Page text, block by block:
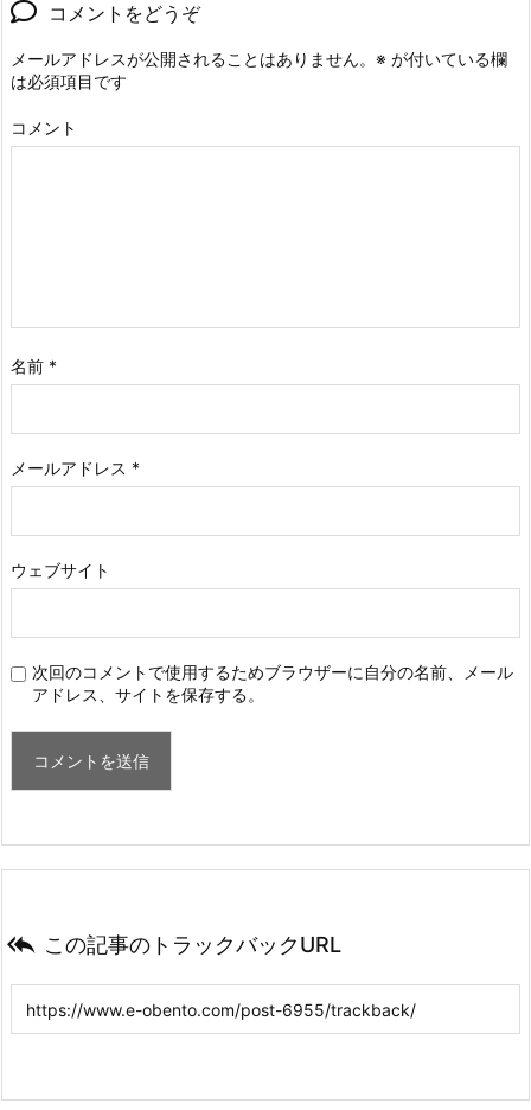
コメントをどうぞ
メールアドレスが公開されることはありません。 ※ が付いている欄
は必須項目です
コメント
名前 *
メールアドレス *
ウェブサイト
次回のコメントで使用するためブラウザーに自分の名前、メール
アドレス、サイトを保存する。
 この記事のトラックバックURL